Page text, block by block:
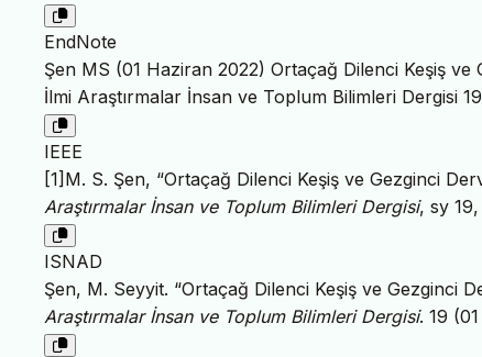
EndNote
Şen MS (01 Haziran 2022) Ortaçağ Dilenci Keşiş ve
İlmi Araştırmalar İnsan ve Toplum Bilimleri Dergisi
IEEE
[1]M. S. Şen, “Ortaçağ Dilenci Keşiş ve Gezginci
Araştırmalar İnsan ve Toplum Bilimleri Dergisi, sy
ISNAD
Şen, M. Seyyit. “Ortaçağ Dilenci Keşiş ve Gezginci
Araştırmalar İnsan ve Toplum Bilimleri Dergisi. 19